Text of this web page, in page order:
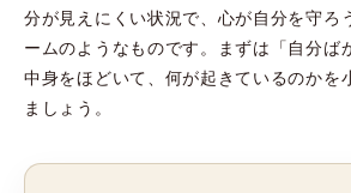
分が見えにくい状況で、心が自分を守ろ
ームのようなものです。まずは「自分ば
中身をほどいて、何が起きているのかを
ましょう。